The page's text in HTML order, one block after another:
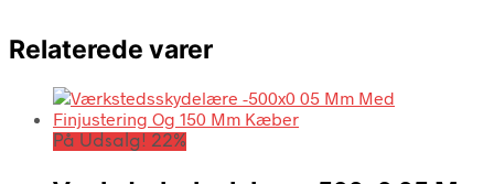
Relaterede varer
På Udsalg! 22%